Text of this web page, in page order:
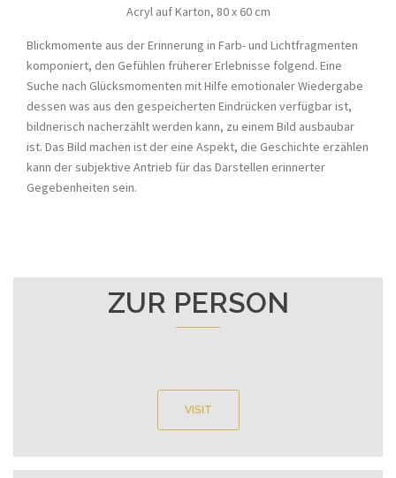
Acryl auf Karton, 80 x 60 cm
Blickmomente aus der Erinnerung in Farb- und Lichtfragmenten
komponiert, den Gefühlen früherer Erlebnisse folgend. Eine
Suche nach Glücksmomenten mit Hilfe emotionaler Wiedergabe
dessen was aus den gespeicherten Eindrücken verfügbar ist,
bildnerisch nacherzählt werden kann, zu einem Bild ausbaubar
ist. Das Bild machen ist der eine Aspekt, die Geschichte erzählen
kann der subjektive Antrieb für das Darstellen erinnerter
Gegebenheiten sein.
ZUR PERSON
VISIT